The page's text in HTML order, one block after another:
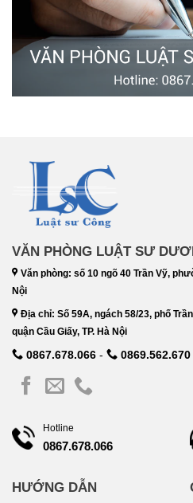
VĂN PHÒNG LUẬT SƯ
Văn phòng: số 10 ngõ 40 Trần Vỹ,
Nội
Địa chỉ: Số 59A, ngách 58/23, phố
quận Cầu Giấy, TP. Hà Nội
0867.678.066 - 0869.562.670
Hotline
0867.678.066
HƯỚNG DẪN